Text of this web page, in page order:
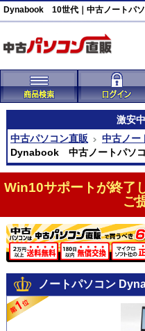
Dynabook 10世代｜中古ノートパ
激安
中古パソコン直販
中古ノー
Dynabook 中古ノートパソ
Win10サポートが終了
ご
ノートパソコン